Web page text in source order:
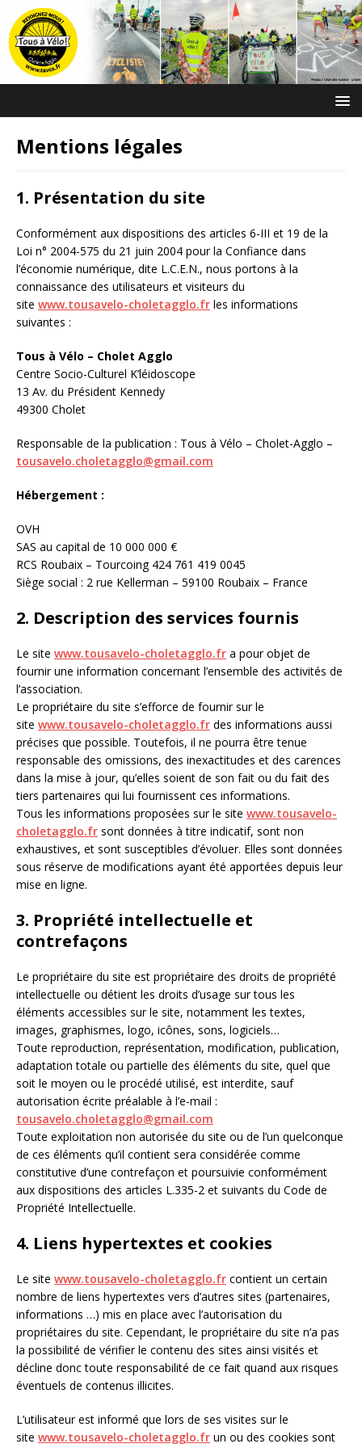
Mentions légales
1. Présentation du site
Conformément aux dispositions des articles 6-III et 19 de la
Loi n° 2004-575 du 21 juin 2004 pour la Confiance dans
l’économie numérique, dite L.C.E.N., nous portons à la
connaissance des utilisateurs et visiteurs du
site www.tousavelo-choletagglo.fr les informations
suivantes :
Tous à Vélo – Cholet Agglo
Centre Socio-Culturel K’léidoscope
13 Av. du Président Kennedy
49300 Cholet
Responsable de la publication : Tous à Vélo – Cholet-Agglo –
tousavelo.choletagglo@gmail.com
Hébergement :
OVH
SAS au capital de 10 000 000 €
RCS Roubaix – Tourcoing 424 761 419 0045
Siège social : 2 rue Kellerman – 59100 Roubaix – France
2. Description des services fournis
Le site www.tousavelo-choletagglo.fr a pour objet de
fournir une information concernant l’ensemble des activités de
l’association.
Le propriétaire du site s’efforce de fournir sur le
site www.tousavelo-choletagglo.fr des informations aussi
précises que possible. Toutefois, il ne pourra être tenue
responsable des omissions, des inexactitudes et des carences
dans la mise à jour, qu’elles soient de son fait ou du fait des
tiers partenaires qui lui fournissent ces informations.
Tous les informations proposées sur le site www.tousavelo-
choletagglo.fr sont données à titre indicatif, sont non
exhaustives, et sont susceptibles d’évoluer. Elles sont données
sous réserve de modifications ayant été apportées depuis leur
mise en ligne.
3. Propriété intellectuelle et
contrefaçons
Le propriétaire du site est propriétaire des droits de propriété
intellectuelle ou détient les droits d’usage sur tous les
éléments accessibles sur le site, notamment les textes,
images, graphismes, logo, icônes, sons, logiciels…
Toute reproduction, représentation, modification, publication,
adaptation totale ou partielle des éléments du site, quel que
soit le moyen ou le procédé utilisé, est interdite, sauf
autorisation écrite préalable à l’e-mail :
tousavelo.choletagglo@gmail.com
Toute exploitation non autorisée du site ou de l’un quelconque
de ces éléments qu’il contient sera considérée comme
constitutive d’une contrefaçon et poursuivie conformément
aux dispositions des articles L.335-2 et suivants du Code de
Propriété Intellectuelle.
4. Liens hypertextes et cookies
Le site www.tousavelo-choletagglo.fr contient un certain
nombre de liens hypertextes vers d’autres sites (partenaires,
informations …) mis en place avec l’autorisation du
propriétaires du site. Cependant, le propriétaire du site n’a pas
la possibilité de vérifier le contenu des sites ainsi visités et
décline donc toute responsabilité de ce fait quand aux risques
éventuels de contenus illicites.
L’utilisateur est informé que lors de ses visites sur le
site www.tousavelo-choletagglo.fr un ou des cookies sont